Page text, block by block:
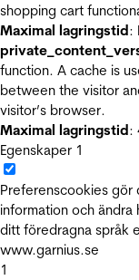
shopping cart
Maximal lagringstid:
function. A cache is
between the visitor
visitor’s browser.
Maximal lagringstid:
Egenskaper 1
Preferenscookies gör
information och
ditt föredragna språk
www.garnius.se
1